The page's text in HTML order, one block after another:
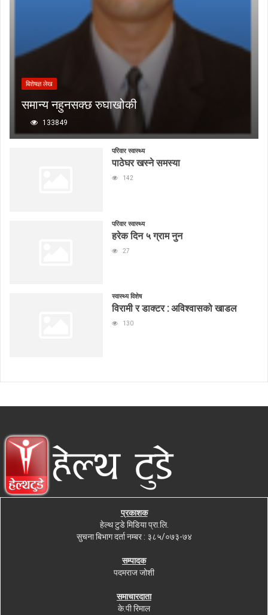
बिशेषज्ञ लेख
समान्य नहुनसक्छ रुघाखोकी
133849
परिवार स्वास्थ्य
पाठेघर खस्ने समस्या
142
परिवार स्वास्थ्य
हरेक दिन ५ ग्राम नुन
27
स्वास्थ्य विशेष
विरामी र डाक्टर : अविश्वासको खाडल
130
प्रकाशक
हेल्थ टुडे मिडिया प्रा.लि.
सुचना बिभाग दर्ता नम्बर : ३८५/०७३-७४
सम्पादक
पदमराज जोशी
समाचारदाता
के.पी रिमाल